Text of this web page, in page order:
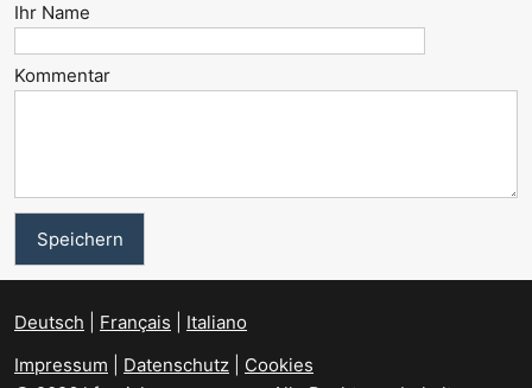
Ihr Name
Kommentar
Deutsch Français
Italiano
Impressum
Datenschutz
Cookies